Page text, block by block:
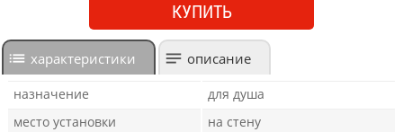
КУПИТЬ
характеристики описание
назначение
для душа
место установки
на стену